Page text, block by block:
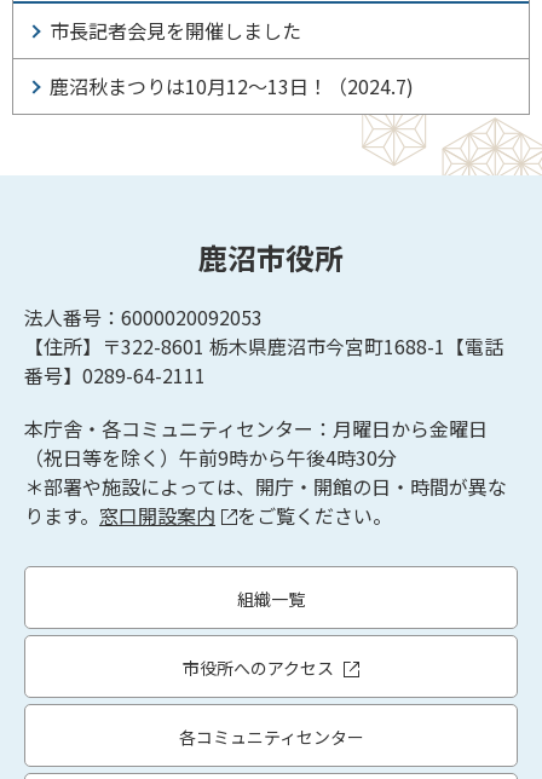
市長記者会見を開催しました
鹿沼秋まつりは10月12～13日！（2024.7)
鹿沼市役所
法人番号：6000020092053
【住所】〒322-8601 栃木県鹿沼市今宮町1688-1【電話
番号】0289-64-2111
本庁舎・各コミュニティセンター：月曜日から金曜日
（祝日等を除く）午前9時から午後4時30分
＊部署や施設によっては、開庁・開館の日・時間が異な
ります。 窓口開設案内 をご覧ください。
組織一覧
市役所へのアクセス
各コミュニティセンター